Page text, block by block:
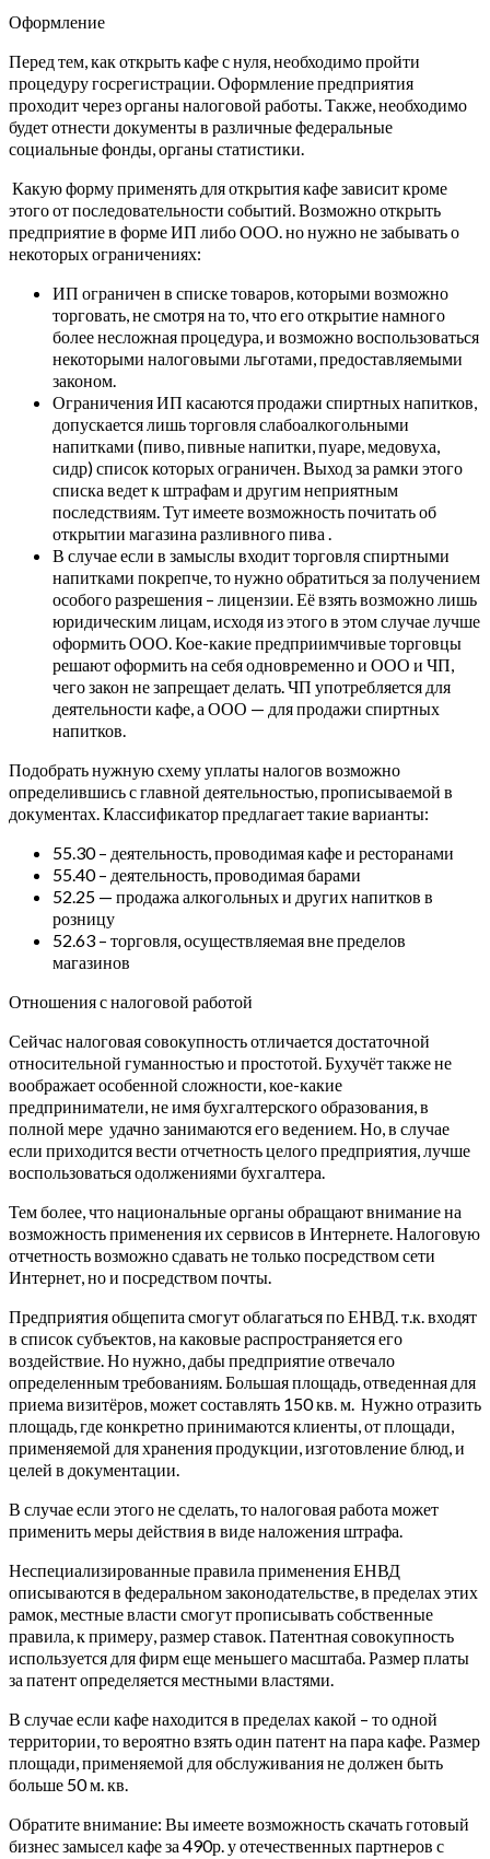
Оформление
Перед тем, как открыть кафе с нуля, необходимо пройти
процедуру госрегистрации. Оформление предприятия
проходит через органы налоговой работы. Также, необходимо
будет отнести документы в различные федеральные
социальные фонды, органы статистики.
Какую форму применять для открытия кафе зависит кроме
этого от последовательности событий. Возможно открыть
предприятие в форме ИП либо ООО. но нужно не забывать о
некоторых ограничениях:
ИП ограничен в списке товаров, которыми возможно
торговать, не смотря на то, что его открытие намного
более несложная процедура, и возможно воспользоваться
некоторыми налоговыми льготами, предоставляемыми
законом.
Ограничения ИП касаются продажи спиртных напитков,
допускается лишь торговля слабоалкогольными
напитками (пиво, пивные напитки, пуаре, медовуха,
сидр) список которых ограничен. Выход за рамки этого
списка ведет к штрафам и другим неприятным
последствиям. Тут имеете возможность почитать об
открытии магазина разливного пива .
В случае если в замыслы входит торговля спиртными
напитками покрепче, то нужно обратиться за получением
особого разрешения – лицензии. Её взять возможно лишь
юридическим лицам, исходя из этого в этом случае лучше
оформить ООО. Кое-какие предприимчивые торговцы
решают оформить на себя одновременно и ООО и ЧП,
чего закон не запрещает делать. ЧП употребляется для
деятельности кафе, а ООО — для продажи спиртных
напитков.
Подобрать нужную схему уплаты налогов возможно
определившись с главной деятельностью, прописываемой в
документах. Классификатор предлагает такие варианты:
55.30 – деятельность, проводимая кафе и ресторанами
55.40 – деятельность, проводимая барами
52.25 — продажа алкогольных и других напитков в
розницу
52.63 – торговля, осуществляемая вне пределов
магазинов
Отношения с налоговой работой
Сейчас налоговая совокупность отличается достаточной
относительной гуманностью и простотой. Бухучёт также не
воображает особенной сложности, кое-какие
предприниматели, не имя бухгалтерского образования, в
полной мере удачно занимаются его ведением. Но, в случае
если приходится вести отчетность целого предприятия, лучше
воспользоваться одолжениями бухгалтера.
Тем более, что национальные органы обращают внимание на
возможность применения их сервисов в Интернете. Налоговую
отчетность возможно сдавать не только посредством сети
Интернет, но и посредством почты.
Предприятия общепита смогут облагаться по ЕНВД. т.к. входят
в список субъектов, на каковые распространяется его
воздействие. Но нужно, дабы предприятие отвечало
определенным требованиям. Большая площадь, отведенная для
приема визитёров, может составлять 150 кв. м. Нужно отразить
площадь, где конкретно принимаются клиенты, от площади,
применяемой для хранения продукции, изготовление блюд, и
целей в документации.
В случае если этого не сделать, то налоговая работа может
применить меры действия в виде наложения штрафа.
Неспециализированные правила применения ЕНВД
описываются в федеральном законодательстве, в пределах этих
рамок, местные власти смогут прописывать собственные
правила, к примеру, размер ставок. Патентная совокупность
используется для фирм еще меньшего масштаба. Размер платы
за патент определяется местными властями.
В случае если кафе находится в пределах какой – то одной
территории, то вероятно взять один патент на пара кафе. Размер
площади, применяемой для обслуживания не должен быть
больше 50 м. кв.
Обратите внимание: Вы имеете возможность скачать готовый
бизнес замысел кафе за 490р. у отечественных партнеров с